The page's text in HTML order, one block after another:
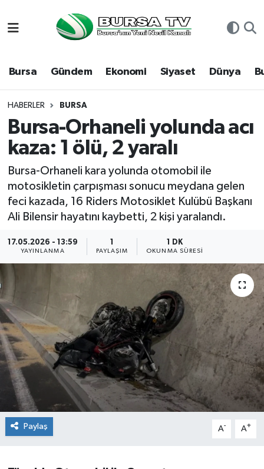
Bursa Gündem Ekonomi Siyaset Dünya
HABERLER BURSA
Bursa-Orhaneli yolunda acı
kaza: 1 ölü, 2 yaralı
Bursa-Orhaneli kara yolunda otomobil ile
motosikletin çarpışması sonucu meydana gelen
feci kazada, 16 Riders Motosiklet Kulübü Başkanı
Ali Bilensir hayatını kaybetti, 2 kişi yaralandı.
17.05.2026 - 13:59
YAYINLANMA
1
PAYLAŞIM
1 DK
OKUNMA SÜRESI
Paylaş A- A+
Bursa
Dünya
Eğitim
Ekonomi
Genel
Gündem
Magazin
Siyaset
Spor
Teknoloji
Türkiye
Hava Durumu
Namaz Vakitleri
Trafik Durumu
Süper Lig Puan Durumu ve Fikstür
Tüm Manşetler
Son Dakika Haberleri
Haber Arşivi